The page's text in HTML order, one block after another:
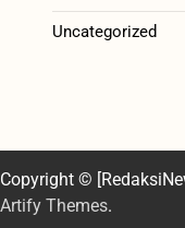
Uncategorized
Copyright ©
Artify Themes.